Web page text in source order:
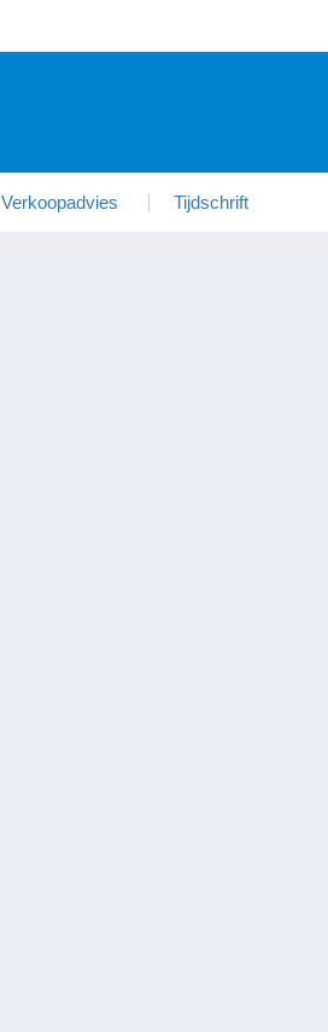
Verkoopadvies Tijdschrift